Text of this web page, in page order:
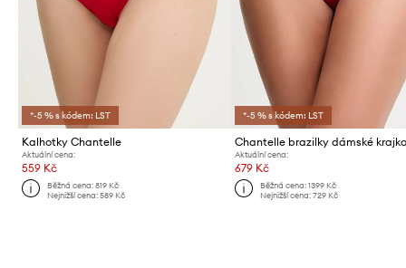
*-5 % s kódem: LST
Kalhotky Chantelle
Aktuální cena:
559 Kč
Běžná cena:819 Kč
Nejnižší cena:589 Kč
*-5 % s kódem: LST
Aktuální cena:
679 Kč
Běžná cena: 1399 Kč
Nejnižší cena: 729 Kč